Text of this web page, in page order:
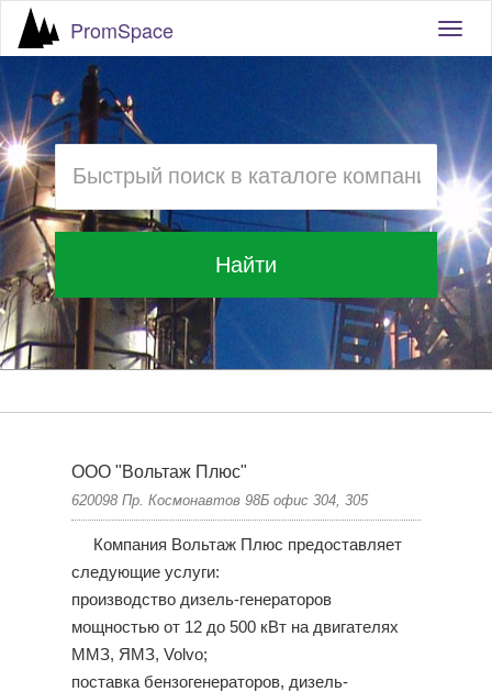
PromSpace
Найти
ООО "Вольтаж Плюс"
620098 Пр. Космонавтов 98Б офис 304, 305
Компания Вольтаж Плюс предоставляет
следующие услуги:
производство дизель-генераторов
мощностью от 12 до 500 кВт на двигателях
ММЗ, ЯМЗ, Volvo;
поставка бензогенераторов, дизель-